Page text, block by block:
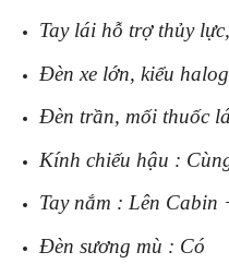
Tay lái hỗ trợ thủy
Đèn xe lớn, kiểu
Đèn trần, mối thuốc
Kính chiếu hậu :
Tay nắm : Lên Cabin
Đèn sương mù : Có